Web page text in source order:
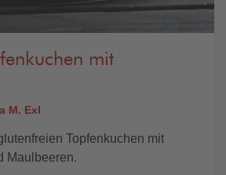
mit
M. Exl
Topfenkuchen mit
Maulbeeren.